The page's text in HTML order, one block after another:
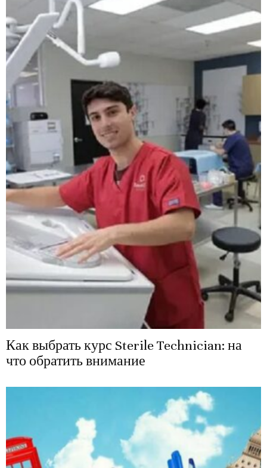
Как выбрать курс Sterile Technician: на
что обратить внимание